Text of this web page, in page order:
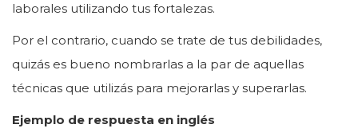
laborales utilizando tus fortalezas.
Por el contrario, cuando se trate de tus debilidades,
quizás es bueno nombrarlas a la par de aquellas
técnicas que utilizás para mejorarlas y superarlas.
Ejemplo de respuesta en inglés